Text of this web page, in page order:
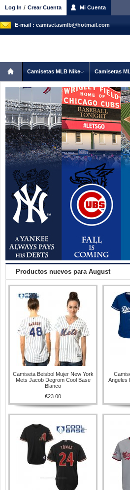
Log In / Crear Cuenta Mi Cuenta
E-mail : camisetasmlb@hotmail.com
Camisetas MLB Nike Camisetas
Productos nuevos para August
Camiseta Beisbol Mujer New York
Mets Jacob Degrom Cool Base
Blanco
€23.00
Angeles